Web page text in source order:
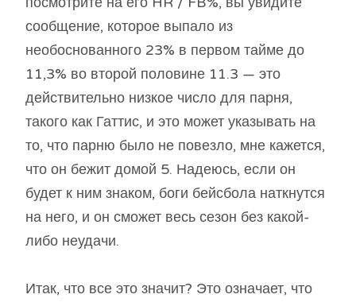
сообщение, которое выпало из
необоснованного 23% в первом тайме до
11,3% во второй половине 11.3 — это
действительно низкое число для парня,
такого как Гаттис, и это может указывать на
то, что парню было не повезло, мне кажется,
что он бежит домой 5. Надеюсь, если он
будет к ним знаком, боги бейсбола наткнутся
на него, и он сможет весь сезон без какой-
либо неудачи.
Итак, что все это значит? Это означает, что